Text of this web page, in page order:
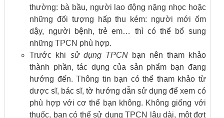
thường: bà bầu, người lao động nặng nhọc hoặc
những đối tượng hấp thu kém: người mới ốm
dậy, người bệnh, trẻ em… thì có thể bổ sung
những TPCN phù hợp.
Trước khi sử dụng TPCNbạn nên tham khảo
thành phần, tác dụng của sản phẩm bạn đang
hướng đến. Thông tin bạn có thể tham khảo từ
dược sĩ, bác sĩ, tờ hướng dẫn sử dụng để xem có
phù hợp với cơ thể bạn không. Không giống với
thuốc, bạn có thể sử dụng TPCN lâu dài, một đợt